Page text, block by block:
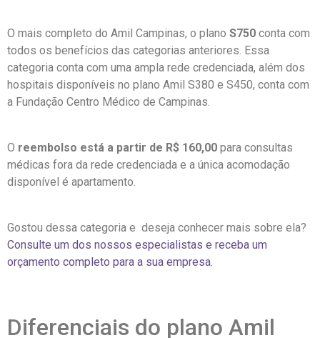
O mais completo do Amil Campinas, o plano S750 conta com
todos os benefícios das categorias anteriores. Essa
categoria conta com uma ampla rede credenciada, além dos
hospitais disponíveis no plano Amil S380 e S450, conta com
a Fundação Centro Médico de Campinas.
O reembolso está a partir de R$ 160,00 para consultas
médicas fora da rede credenciada e a única acomodação
disponível é apartamento.
Gostou dessa categoria e deseja conhecer mais sobre ela?
Consulte um dos nossos especialistas e receba um
orçamento completo para a sua empresa.
Diferenciais do plano Amil